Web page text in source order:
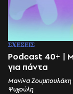
ΣΧΕΣΕΙΣ
Podcast 40+ |
για πάντα
Μανίνα Ζουμπουλάκη
Ψυχούλη